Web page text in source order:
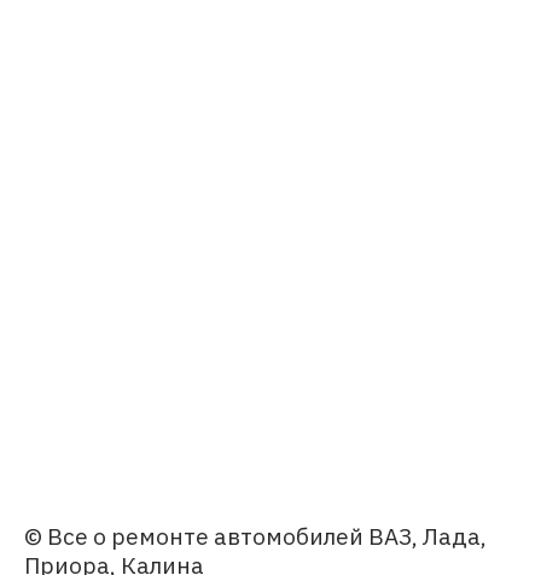
© Все о ремонте автомобилей ВАЗ, Лада,
Приора, Калина